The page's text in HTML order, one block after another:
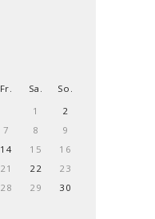
Fr. Sa.
So.
1
2
7 8
9
14 15
16
21 22
23
28 29
30